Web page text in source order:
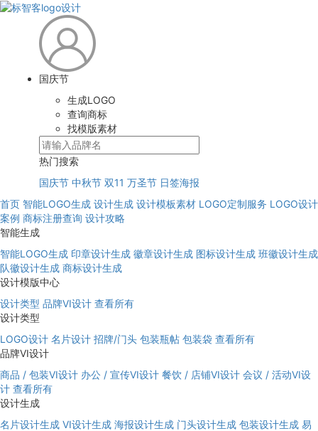
国庆节
生成LOGO
查询商标
找模版素材
热门搜索
国庆节 中秋节 双11 万圣节 日签海报
首页 智能LOGO生成 设计生成 设计模板素材 LOGO定制服务 LOGO设计
案例 商标注册查询 设计攻略
智能生成
智能LOGO生成 印章设计生成 徽章设计生成 图标设计生成 班徽设计生成
队徽设计生成 商标设计生成
设计模版中心
设计类型 品牌VI设计 查看所有
设计类型
LOGO设计 名片设计 招牌/门头 包装瓶帖 包装袋 查看所有
品牌VI设计
商品 / 包装VI设计 办公 / 宣传VI设计 餐饮 / 店铺VI设计 会议 / 活动VI设
计 查看所有
设计生成
名片设计生成 VI设计生成 海报设计生成 门头设计生成 包装设计生成 易